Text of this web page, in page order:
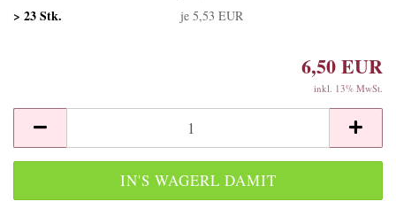
> 23 Stk. je 5,53 EUR
6,50 EUR
inkl. 13% MwSt.